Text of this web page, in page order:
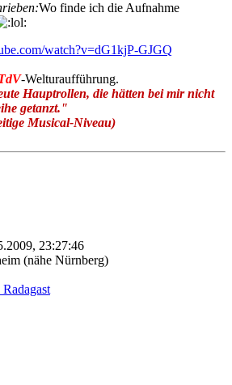
Wo finde ich die Aufnahme
watch?v=dG1kjP-GJGQ
-Welturaufführung.
Hauptrollen, die hätten bei mir nicht
getanzt."
Musical-Niveau)
23:27:46
(nähe Nürnberg)